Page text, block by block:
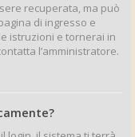
recuperata, ma può
di ingresso e
istruzioni e tornerai in
l’amministratore.